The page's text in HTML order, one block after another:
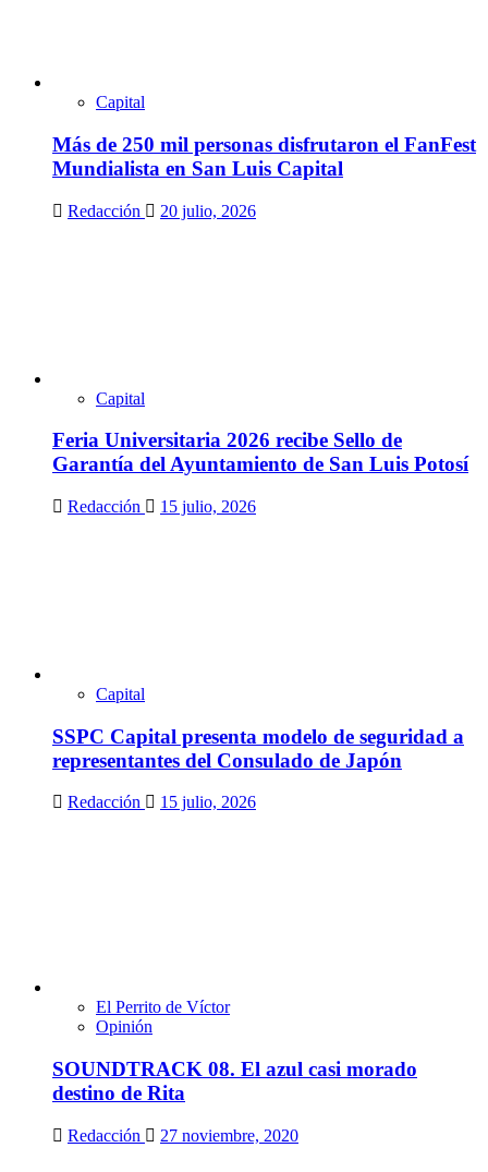
Capital
Más de 250 mil personas disfrutaron el FanFest
Mundialista en San Luis Capital
Redacción 20 julio, 2026
Capital
Feria Universitaria 2026 recibe Sello de
Garantía del Ayuntamiento de San Luis Potosí
Redacción 15 julio, 2026
Capital
SSPC Capital presenta modelo de seguridad a
representantes del Consulado de Japón
Redacción 15 julio, 2026
El Perrito de Víctor
Opinión
SOUNDTRACK 08. El azul casi morado
destino de Rita
Redacción 27 noviembre, 2020